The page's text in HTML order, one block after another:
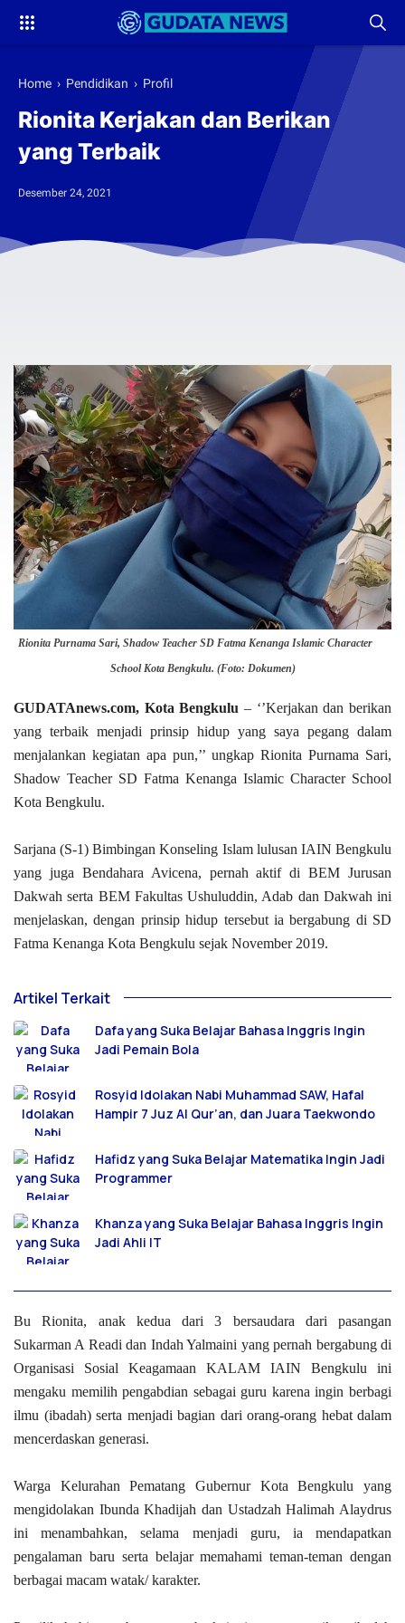
Home › Pendidikan › Profil
Rionita Kerjakan dan Berikan
yang Terbaik
Desember 24, 2021
Rionita Purnama Sari, Shadow Teacher SD Fatma Kenanga Islamic Character
School Kota Bengkulu. (Foto: Dokumen)
GUDATAnews.com, Kota Bengkulu – ‘’Kerjakan dan berikan
yang terbaik menjadi prinsip hidup yang saya pegang dalam
menjalankan kegiatan apa pun,’’ ungkap Rionita Purnama Sari,
Shadow Teacher SD Fatma Kenanga Islamic Character School
Kota Bengkulu.
Sarjana (S-1) Bimbingan Konseling Islam lulusan IAIN Bengkulu
yang juga Bendahara Avicena, pernah aktif di BEM Jurusan
Dakwah serta BEM Fakultas Ushuluddin, Adab dan Dakwah ini
menjelaskan, dengan prinsip hidup tersebut ia bergabung di SD
Fatma Kenanga Kota Bengkulu sejak November 2019.
Artikel Terkait
Dafa yang Suka Belajar Bahasa Inggris Ingin
Jadi Pemain Bola
Rosyid Idolakan Nabi Muhammad SAW, Hafal
Hampir 7 Juz Al Qur’an, dan Juara Taekwondo
Hafidz yang Suka Belajar Matematika Ingin Jadi
Programmer
Khanza yang Suka Belajar Bahasa Inggris Ingin
Jadi Ahli IT
Bu Rionita, anak kedua dari 3 bersaudara dari pasangan
Sukarman A Readi dan Indah Yalmaini yang pernah bergabung di
Organisasi Sosial Keagamaan KALAM IAIN Bengkulu ini
mengaku memilih pengabdian sebagai guru karena ingin berbagi
ilmu (ibadah) serta menjadi bagian dari orang-orang hebat dalam
mencerdaskan generasi.
Warga Kelurahan Pematang Gubernur Kota Bengkulu yang
mengidolakan Ibunda Khadijah dan Ustadzah Halimah Alaydrus
ini menambahkan, selama menjadi guru, ia mendapatkan
pengalaman baru serta belajar memahami teman-teman dengan
berbagai macam watak/ karakter.